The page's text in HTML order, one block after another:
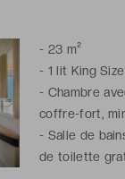
- 23 m²
- 1 lit King
- Chambre
coffre-fort,
- Salle de
de toilette